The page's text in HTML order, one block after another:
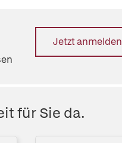
Jetzt anmelden
für Sie da.